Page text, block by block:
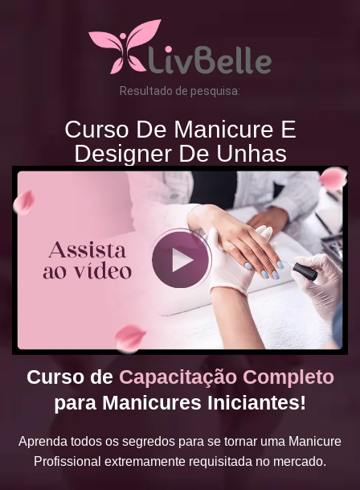
Resultado de pesquisa:
Curso De Manicure E
Designer De Unhas
Curso de Capacitação Completo
para Manicures Iniciantes!
Aprenda todos os segredos para se tornar uma Manicure
Profissional extremamente requisitada no mercado.